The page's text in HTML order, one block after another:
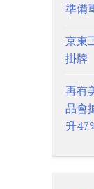
準備
京東
掛牌
再有
品會
升